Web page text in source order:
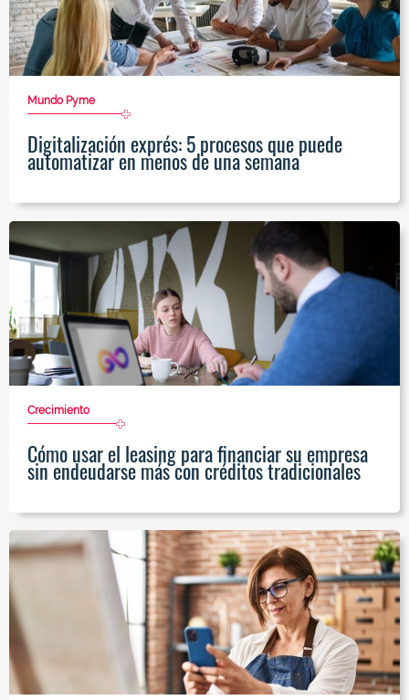
Mundo Pyme
Digitalización exprés: 5 procesos que puede
automatizar en menos de una semana
Crecimiento
Cómo usar el leasing para financiar su empresa
sin endeudarse más con créditos tradicionales